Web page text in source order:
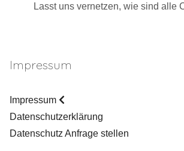
Lasst uns vernetzen, wie sind alle
Impressum
Impressum
Datenschutzerklärung
Datenschutz Anfrage stellen